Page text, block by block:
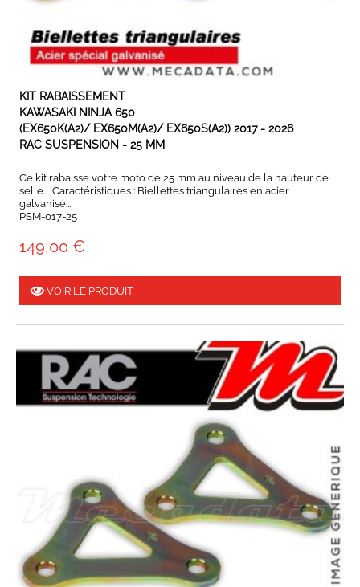
KIT RABAISSEMENT
KAWASAKI NINJA 650
(EX650K(A2)/ EX650M(A2)/ EX650S(A2)) 2017 - 2026
RAC SUSPENSION - 25 MM
Ce kit rabaisse votre moto de 25 mm au niveau de la hauteur de
selle. Caractéristiques : Biellettes triangulaires en acier
galvanisé...
PSM-017-25
149,00 €
VOIR LE PRODUIT